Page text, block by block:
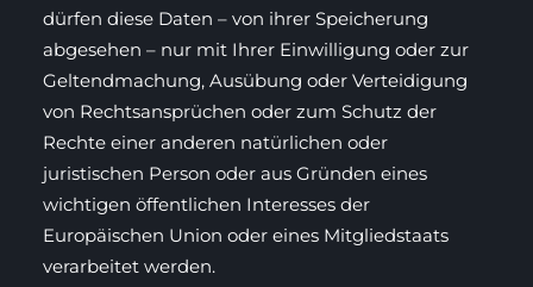
dürfen diese Daten – von ihrer Speicherung
abgesehen – nur mit Ihrer Einwilligung oder zur
Geltendmachung, Ausübung oder Verteidigung
von Rechtsansprüchen oder zum Schutz der
Rechte einer anderen natürlichen oder
juristischen Person oder aus Gründen eines
wichtigen öffentlichen Interesses der
Europäischen Union oder eines Mitgliedstaats
verarbeitet werden.